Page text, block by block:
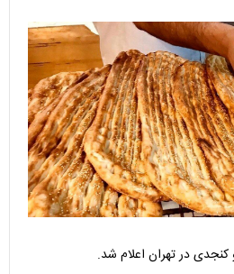
در تهران اعلام شد.